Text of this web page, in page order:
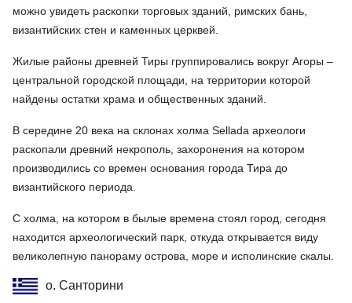
можно увидеть раскопки торговых зданий, римских бань,
византийских стен и каменных церквей.
Жилые районы древней Тиры группировались вокруг Агоры –
центральной городской площади, на территории которой
найдены остатки храма и общественных зданий.
В середине 20 века на склонах холма Sellada археологи
раскопали древний некрополь, захоронения на котором
производились со времен основания города Тира до
византийского периода.
С холма, на котором в былые времена стоял город, сегодня
находится археологический парк, откуда открывается виду
великолепную панораму острова, море и исполинские скалы.
о. Санторини